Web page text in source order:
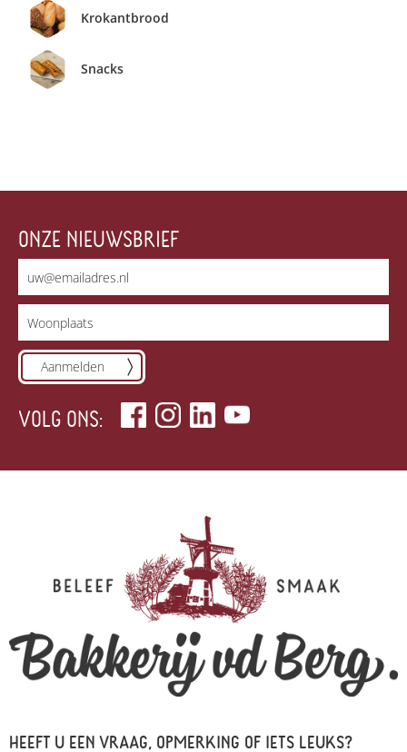
Krokantbrood
Snacks
ONZE NIEUWSBRIEF
Aanmelden
VOLG ONS:
HEEFT U EEN VRAAG, OPMERKING OF IETS LEUKS?